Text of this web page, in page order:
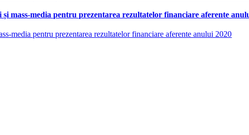
media pentru prezentarea rezultatelor financiare aferente
media pentru prezentarea rezultatelor financiare aferente anului 2020